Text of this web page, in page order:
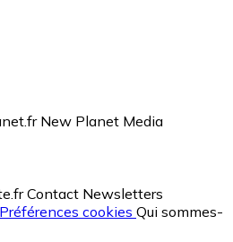
New Planet Media
Contact Newsletters
Préférences cookies Qui sommes-